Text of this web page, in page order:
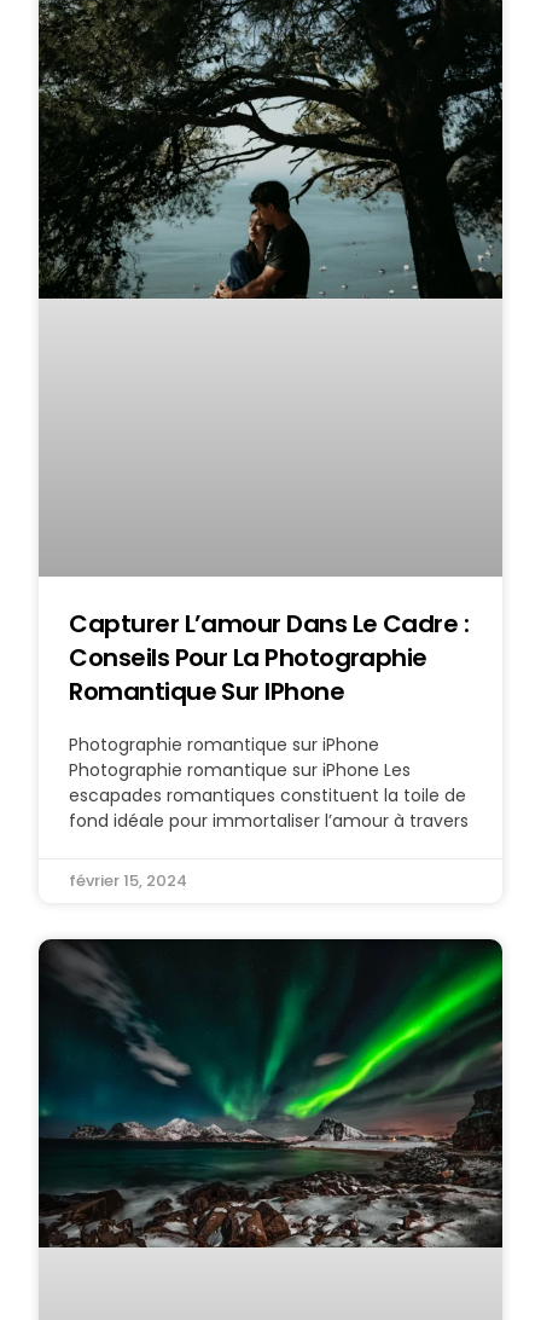
Capturer L’amour Dans Le Cadre :
Conseils Pour La Photographie
Romantique Sur IPhone
Photographie romantique sur iPhone
Photographie romantique sur iPhone Les
escapades romantiques constituent la toile de
fond idéale pour immortaliser l’amour à travers
février 15, 2024